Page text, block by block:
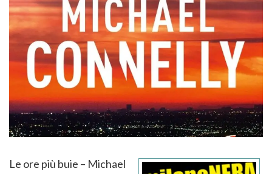
Le ore più buie – Michael